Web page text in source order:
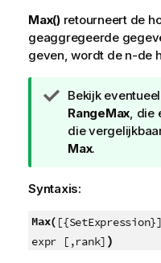
Max()retourneert de
geaggregeerde
geven, wordt de n-de
T
i
p
Bekijk
RangeMax, die
die
Max.
Syntaxis:
Max(
expr [,rank] )